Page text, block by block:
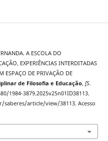
A ESCOLA DO
EXPERIÊNCIAS INTERDITADAS
ESPAÇO DE PRIVAÇÃO DE
de Filosofia e Educação, [S.
1984-3879.2025v25n01ID38113.
article/view/38113. Acesso